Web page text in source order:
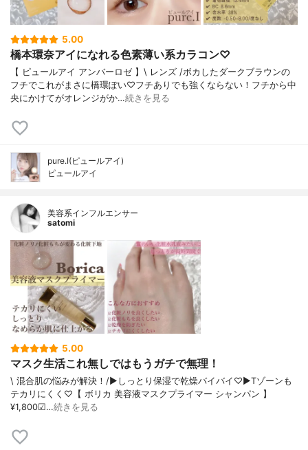
5.00
橋本環奈アイになれる色素薄い系カラコン♡
【 ピュールアイ アンバーロゼ 】\ レンズ /ボカしたダークブラウンの
フチでこれがまさに橋環ぽい♡フチありでも強くならない！フチから中
央にかけてがオレンジがか…続きを見る
pure.I(ピュールアイ)
ピュールアイ
美容系インフルエンサー
satomi
5.00
マスク生活これ無しではもうガチで無理！
\ 混合肌の悩みが解決！/▶︎しっとり保湿で乾燥バイバイ♡▶︎Tゾーンも
テカリにくく♡【 ボリカ 美容液マスクプライマー シャンパン 】
¥1,800☑…続きを見る